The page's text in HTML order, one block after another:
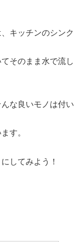
キッチンのシンク
そのまま水で流し
な良いモノは付い
す。
してみよう！